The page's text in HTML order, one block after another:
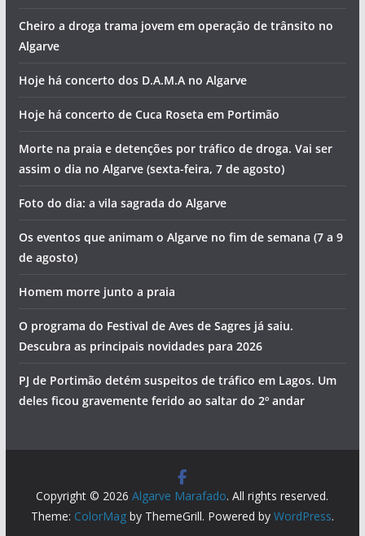
Cheiro a droga trama jovem em operação de trânsito no
Algarve
Hoje há concerto dos D.A.M.A no Algarve
Hoje há concerto de Cuca Roseta em Portimão
Morte na praia e detenções por tráfico de droga. Vai ser
assim o dia no Algarve (sexta-feira, 7 de agosto)
Foto do dia: a vila sagrada do Algarve
Os eventos que animam o Algarve no fim de semana (7 a 9
de agosto)
Homem morre junto a praia
O programa do Festival de Aves de Sagres já saiu.
Descubra as principais novidades para 2026
PJ de Portimão detém suspeitos de tráfico em Lagos. Um
deles ficou gravemente ferido ao saltar do 2º andar
Copyright © 2026Algarve Marafado. All rights reserved.
Theme: ColorMagby ThemeGrill. Powered by WordPress.